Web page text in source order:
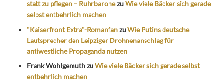
statt zu pflegen – RuhrbaronezuWie viele Bäcker sich gerade
selbst entbehrlich machen
"Kaiserfront Extra"-RomanfanzuWie Putins deutsche
Lautsprecher den Leipziger Drohnenanschlag für
antiwestliche Propaganda nutzen
Frank WohlgemuthzuWie viele Bäcker sich gerade selbst
entbehrlich machen